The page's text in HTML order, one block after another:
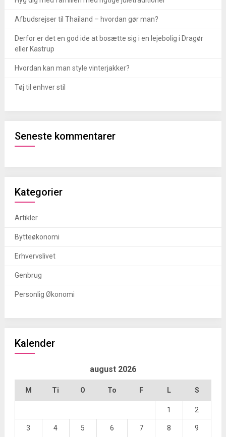
Afbudsrejser til Thailand – hvordan gør man?
Derfor er det en god ide at bosætte sig i en lejebolig i Dragør
eller Kastrup
Hvordan kan man style vinterjakker?
Tøj til enhver stil
Seneste kommentarer
Kategorier
Artikler
Bytteøkonomi
Erhvervslivet
Genbrug
Personlig Økonomi
Kalender
august 2026
M Ti O To F L S
1 2
3 4 5 6 7 8 9